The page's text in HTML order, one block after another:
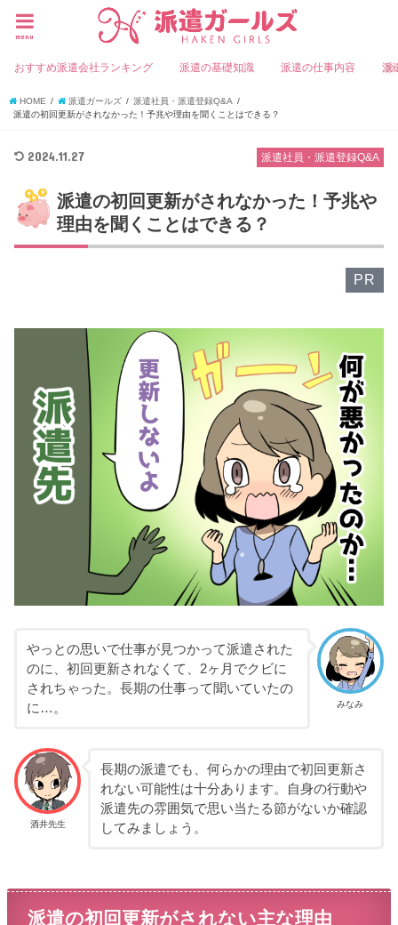
menu
おすすめ派遣会社ランキング 派遣の基礎知識 派遣の仕事内容 派
HOME 派遣ガールズ
派遣社員・派遣登録Q&A
派遣の初回更新がされなかった！予兆や理由を聞くことはできる？
派遣社員・派遣登録Q&A
2024.11.27
派遣の初回更新がされなかった！予兆や
理由を聞くことはできる？
PR
みなみ
やっとの思いで仕事が見つかって派遣された
のに、初回更新されなくて、2ヶ月でクビに
されちゃった。長期の仕事って聞いていたの
に…。
酒井先生
長期の派遣でも、何らかの理由で初回更新さ
れない可能性は十分あります。自身の行動や
派遣先の雰囲気で思い当たる節がないか確認
してみましょう。
派遣の初回更新がされない主な理由